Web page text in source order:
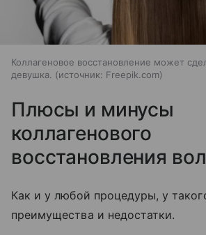
Коллагеновое восстановление может
девушка.
источник: Freepik.com
Плюсы и минусы
коллагенового
восстановления
Как и у любой процедуры, у
преимущества и недостатки.